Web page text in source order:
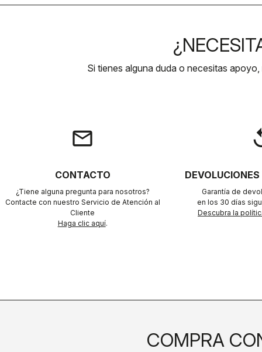
Si tienes alguna duda o necesitas apoyo,
email
CONTACTO
¿Tiene alguna pregunta para nosotros?
Contacte con nuestro Servicio de Atención al
Cliente
Haga clic aquí.
Garantía de
en los 30 días
Descubra la
COMPRA